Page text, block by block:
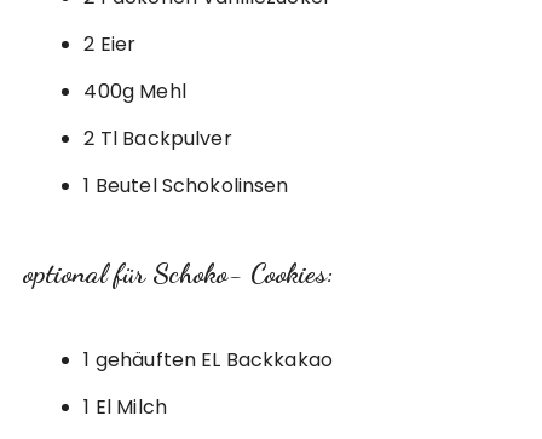
2 Eier
400g Mehl
2 Tl Backpulver
1 Beutel Schokolinsen
optional für Schoko- Cookies:
1 gehäuften EL Backkakao
1 El Milch